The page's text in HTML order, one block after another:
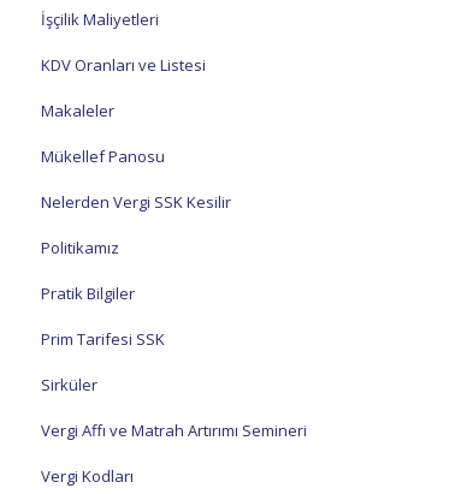
İşçilik Maliyetleri
KDV Oranları ve Listesi
Makaleler
Mükellef Panosu
Nelerden Vergi SSK Kesilir
Politikamız
Pratik Bilgiler
Prim Tarifesi SSK
Sirküler
Vergi Affı ve Matrah Artırımı Semineri
Vergi Kodları